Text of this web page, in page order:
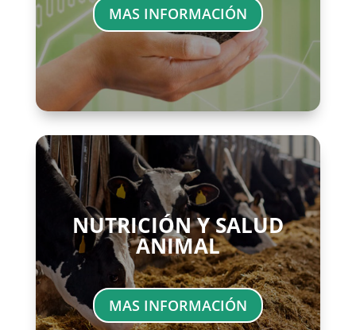
MAS INFORMACIÓN
NUTRICIÓN Y SALUD
ANIMAL
MAS INFORMACIÓN